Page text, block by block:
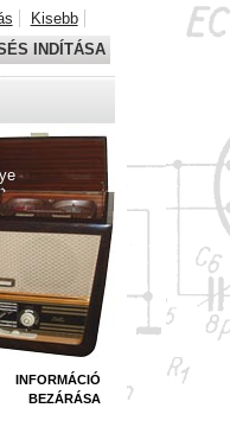
Kisebb
INDÍTÁSA
INFORMÁCIÓ
BEZÁRÁSA